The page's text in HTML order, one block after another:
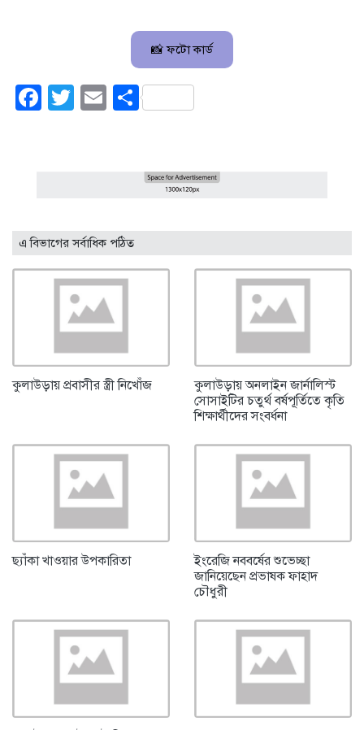
📸 ফটো কার্ড
Facebook
Twitter
EmailShare
এ বিভাগের সর্বাধিক পঠিত
কুলাউড়ায় প্রবাসীর স্ত্রী নিখোঁজ
কুলাউড়ায় অনলাইন জার্নালিস্ট
সোসাইটির চতুর্থ বর্ষপূর্তিতে কৃতি
শিক্ষার্থীদের সংবর্ধনা
ছ্যাঁকা খাওয়ার উপকারিতা
ইংরেজি নববর্ষের শুভেচ্ছা
জানিয়েছেন প্রভাষক ফাহাদ
চৌধুরী